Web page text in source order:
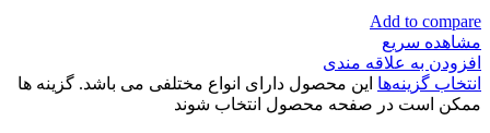
Add to compare
مشاهده سریع
افزودن به علاقه مندی
انتخاب گزینه‌ها این محصول دارای انواع مختلفی می باشد. گزینه ها
ممکن است در صفحه محصول انتخاب شوند